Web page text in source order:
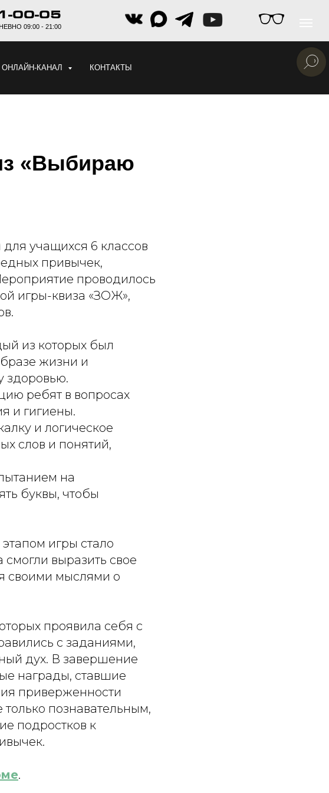
00-05
09:00 - 21:00
ОНЛАЙН-КАНАЛ КОНТАКТЫ
«Выбираю
учащихся 6 классов
привычек,
проводилось
игры-квиза «ЗОЖ»,
из которых был
жизни и
здоровью.
ребят в вопросах
и гигиены.
и логическое
слов и понятий,
на
буквы, чтобы
игры стало
выразить свое
своими мыслями о
проявила себя с
с заданиями,
дух. В завершение
награды, ставшие
приверженности
познавательным,
подростков к
.